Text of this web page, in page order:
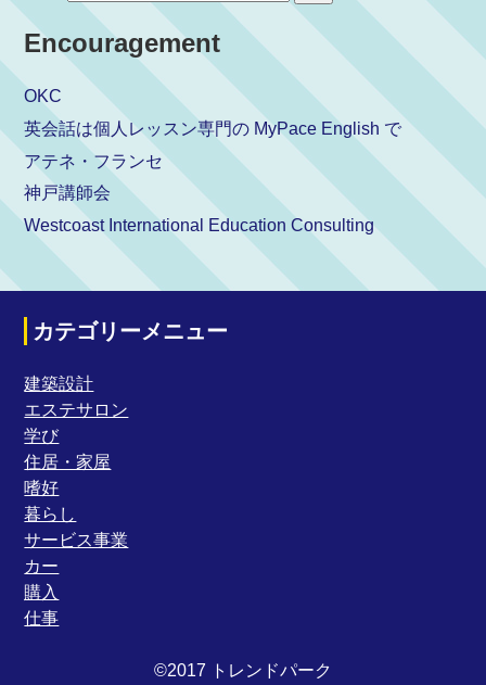
Encouragement
OKC
英会話は個人レッスン専門の MyPace English で
アテネ・フランセ
神戸講師会
Westcoast International Education Consulting
カテゴリーメニュー
建築設計
エステサロン
学び
住居・家屋
嗜好
暮らし
サービス事業
カー
購入
仕事
©2017 トレンドパーク